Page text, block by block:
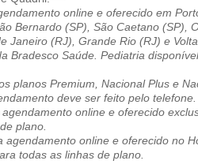
online e oferecido em
Bernardo (SP), São Caetano (SP),
Janeiro (RJ), Grande Rio (RJ) e
Bradesco Saúde. Pediatria
planos Premium, Nacional Plus e
deve ser feito pelo telefone.
online e oferecido
plano.
agendamento online e oferecido no
todas as linhas de plano.